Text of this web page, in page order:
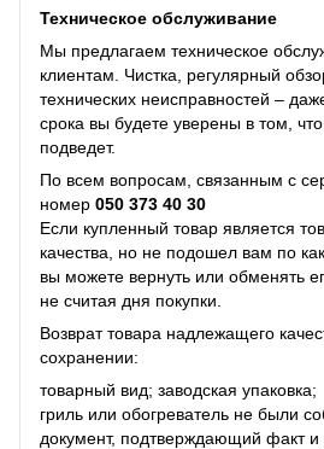
Техническое обслуживание
Мы предлагаем техническое
клиентам. Чистка, регулярный
технических неисправностей –
срока вы будете уверены в том,
подведет.
По всем вопросам, связанным с
номер 050 373 40 30
Если купленный товар является
качества, но не подошел вам по
вы можете вернуть или обменять
не считая дня покупки.
Возврат товара надлежащего
сохранении:
товарный вид; заводская упаковка;
гриль или обогреватель не были
документ, подтверждающий факт и